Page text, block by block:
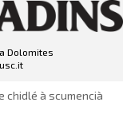
Dolomites
chidlé à scumencià